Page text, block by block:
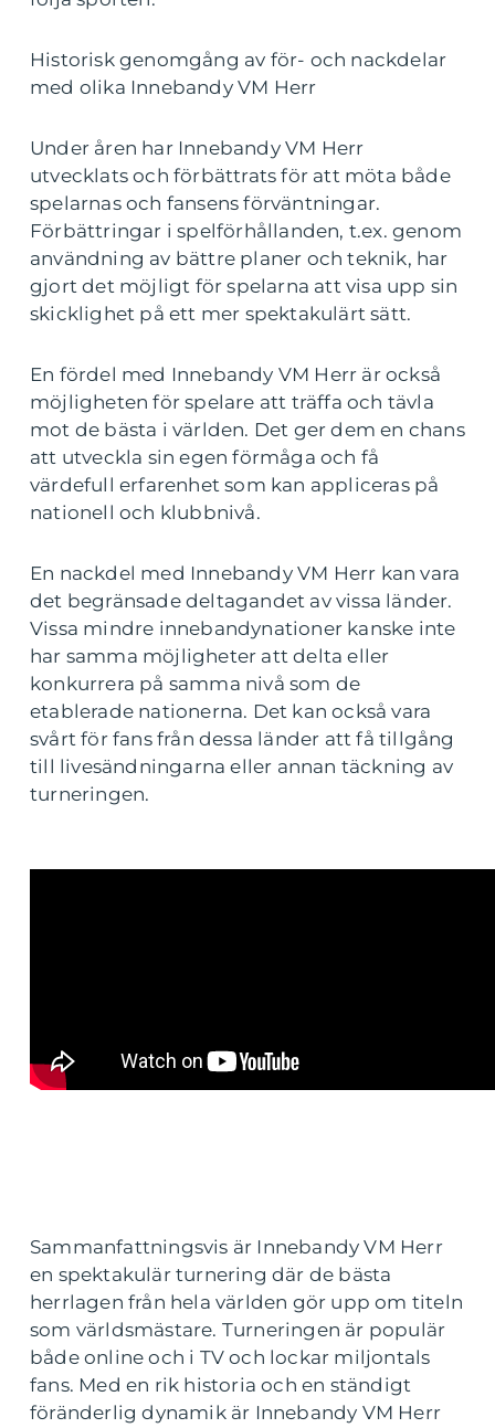
Historisk genomgång av för- och nackdelar
med olika Innebandy VM Herr
Under åren har Innebandy VM Herr
utvecklats och förbättrats för att möta både
spelarnas och fansens förväntningar.
Förbättringar i spelförhållanden, t.ex. genom
användning av bättre planer och teknik, har
gjort det möjligt för spelarna att visa upp sin
skicklighet på ett mer spektakulärt sätt.
En fördel med Innebandy VM Herr är också
möjligheten för spelare att träffa och tävla
mot de bästa i världen. Det ger dem en chans
att utveckla sin egen förmåga och få
värdefull erfarenhet som kan appliceras på
nationell och klubbnivå.
En nackdel med Innebandy VM Herr kan vara
det begränsade deltagandet av vissa länder.
Vissa mindre innebandynationer kanske inte
har samma möjligheter att delta eller
konkurrera på samma nivå som de
etablerade nationerna. Det kan också vara
svårt för fans från dessa länder att få tillgång
till livesändningarna eller annan täckning av
turneringen.
Sammanfattningsvis är Innebandy VM Herr
en spektakulär turnering där de bästa
herrlagen från hela världen gör upp om titeln
som världsmästare. Turneringen är populär
både online och i TV och lockar miljontals
fans. Med en rik historia och en ständigt
föränderlig dynamik är Innebandy VM Herr